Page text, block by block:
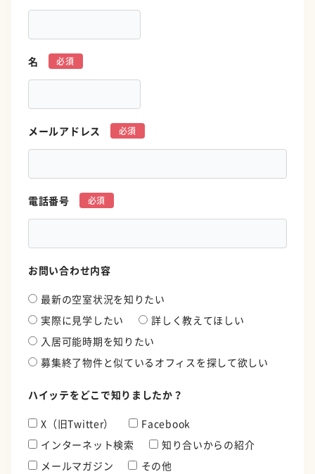
名
メールアドレス
電話番号
お問い合わせ内容
最新の空室状況を知りたい
実際に見学したい
詳しく教えてほしい
入居可能時期を知りたい
募集終了物件と似ているオフィスを探して欲しい
ハイッテをどこで知りましたか？
X（旧Twitter）
Facebook
インターネット検索
知り合いからの紹介
メールマガジン
その他